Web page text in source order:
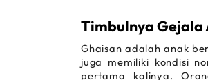
Timbulnya Gejala
Ghaisan adalah anak
juga memiliki kondisi